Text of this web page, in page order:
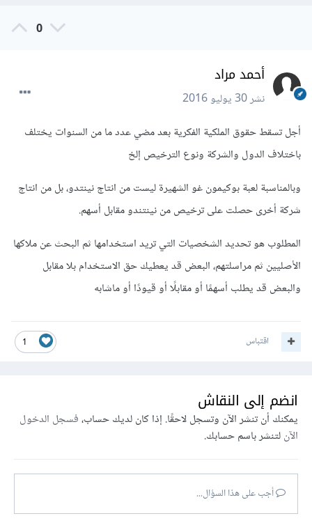
0
أحمد مراد
نشر30 يوليو 2016
أجل تسقط حقوق الملكية الفكرية بعد مضي عدد ما من السنوات يختلف
باختلاف الدول والشركة ونوع الترخيص إلخ
وبالمناسبة لعبة بوكيمون غو الشهيرة ليست من انتاج نينتدو، بل من انتاج
شركة أخرى حصلت على ترخيص من نينتندو مقابل أسهم.
المطلوب هو تحديد الشخصيات التي تريد استخدامها ثم البحث عن ملاكها
الأصليين ثم مراسلتهم، البعض قد يعطيك حق الاستخدام بلا مقابل
والبعض قد يطلب أسهمًا أو مقابلًا أو قيودًا أو ماشابه
1 اقتباس
انضم إلى النقاش
يمكنك أن تنشر الآن وتسجل لاحقًا. إذا كان لديك حساب،فسجل الدخول
الآنلتنشر باسم حسابك.
أجب على هذا السؤال...